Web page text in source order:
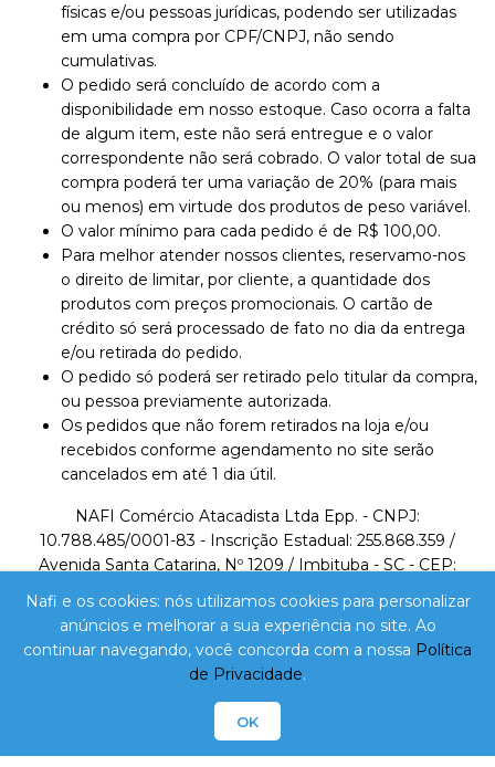
Nafi e os cookies: nós utilizamos cookies para personalizar
anúncios e melhorar a sua experiência no site. Ao
continuar navegando, você concorda com a nossa Política
de Privacidade.
OK
físicas e/ou pessoas jurídicas, podendo ser utilizadas
em uma compra por CPF/CNPJ, não sendo
cumulativas.
O pedido será concluído de acordo com a
disponibilidade em nosso estoque. Caso ocorra a falta
de algum item, este não será entregue e o valor
correspondente não será cobrado. O valor total de sua
compra poderá ter uma variação de 20% (para mais
ou menos) em virtude dos produtos de peso variável.
O valor mínimo para cada pedido é de R$ 100,00.
Para melhor atender nossos clientes, reservamo-nos
o direito de limitar, por cliente, a quantidade dos
produtos com preços promocionais. O cartão de
crédito só será processado de fato no dia da entrega
e/ou retirada do pedido.
O pedido só poderá ser retirado pelo titular da compra,
ou pessoa previamente autorizada.
Os pedidos que não forem retirados na loja e/ou
recebidos conforme agendamento no site serão
cancelados em até 1 dia útil.
NAFI Comércio Atacadista Ltda Epp. - CNPJ:
10.788.485/0001-83 - Inscrição Estadual: 255.868.359 /
Avenida Santa Catarina, Nº 1209 / Imbituba - SC - CEP:
lojavirtual@nafi.com.br
A VENDA E O CONSUMO DE BEBIDAS ALCOÓLICAS
SÃO PROIBIDOS PARA MENORES DE 18 ANOS.
BEBIDA ALCOÓLICA PODE CAUSAR DEPENDÊNCIA
QUÍMICA E, EM EXCESSO, PROVOCA DEPENDÊNCIA